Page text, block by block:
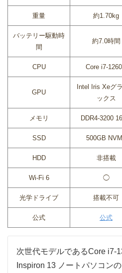
重量 約1.70kg
バッテリー駆動時
間
約7.0時間
CPU Core i7-
GPU
Intel Iris Xeグ
ックス
メモリ DDR4-3200
SSD 500GB
HDD 非搭載
Wi-Fi 6 ◯
光学ドライブ 搭載不可
公式 公式
次世代モデルであるCore i7-
Inspiron 13 ノートパソコン